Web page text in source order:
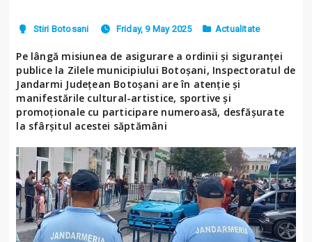
Stiri Botosani Friday, 9 May 2025 Actualitate
Pe lângă misiunea de asigurare a ordinii și siguranței
publice la Zilele municipiului Botoșani, Inspectoratul de
Jandarmi Județean Botoșani are în atenție și
manifestările cultural-artistice, sportive și
promoționale cu participare numeroasă, desfășurate
la sfârșitul acestei săptămâni